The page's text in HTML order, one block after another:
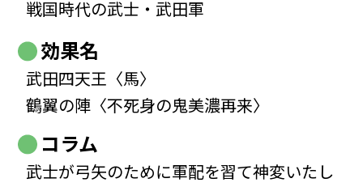
戦国時代の武士・武田軍
効果名
武田四天王〈馬〉
鶴翼の陣〈不死身の鬼美濃再来〉
コラム
武士が弓矢のために軍配を習て神変いたし